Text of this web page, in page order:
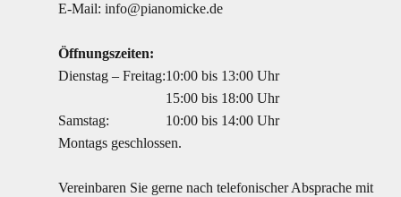
E-Mail: info@pianomicke.de
Öffnungszeiten:
Dienstag – Freitag:10:00 bis 13:00 Uhr
15:00 bis 18:00 Uhr
Samstag:
10:00 bis 14:00 Uhr
Montags geschlossen.
Vereinbaren Sie gerne nach telefonischer Absprache mit